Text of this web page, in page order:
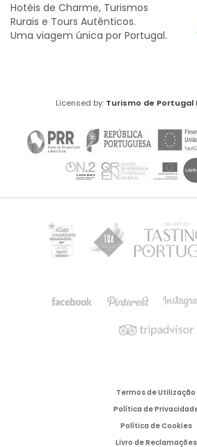
Hotéis de Charme, Turismos
Rurais e Tours Autênticos.
Uma viagem única por Portugal.
Licensed by: Turismo de Portugal
Termos de Utilização
Política de
Política de Cookies
Livro de Reclamações